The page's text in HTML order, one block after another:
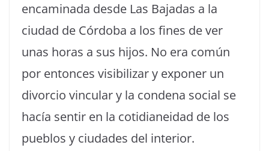
encaminada desde Las Bajadas a la
ciudad de Córdoba a los fines de ver
unas horas a sus hijos. No era común
por entonces visibilizar y exponer un
divorcio vincular y la condena social se
hacía sentir en la cotidianeidad de los
pueblos y ciudades del interior.